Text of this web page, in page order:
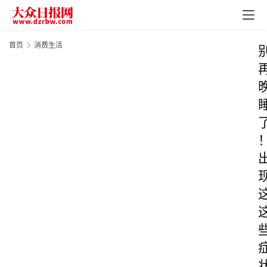
首页 消费生活